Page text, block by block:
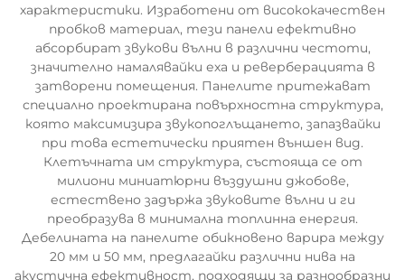
характеристики. Изработени от висококачествен
пробков материал, тези панели ефективно
абсорбират звукови вълни в различни честоти,
значително намалявайки еха и реверберацията в
затворени помещения. Панелите притежават
специално проектирана повърхностна структура,
която максимизира звукопоглъщането, запазвайки
при това естетически приятен външен вид.
Клетъчната им структура, състояща се от
милиони миниатюрни въздушни джобове,
естествено задържа звуковите вълни и ги
преобразува в минимална топлинна енергия.
Дебелината на панелите обикновено варира между
20 мм и 50 мм, предлагайки различни нива на
акустична ефективност, подходящи за разнообразни